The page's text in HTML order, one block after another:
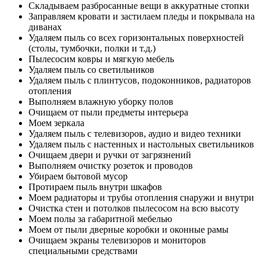
Складываем разбросанные вещи в аккуратные стопки
Заправляем кровати и застилаем пледы и покрывала на
диванах
Удаляем пыль со всех горизонтальных поверхностей
(столы, тумбочки, полки и т.д.)
Пылесосим ковры и мягкую мебель
Удаляем пыль со светильников
Удаляем пыль с плинтусов, подоконников, радиаторов
отопления
Выполняем влажную уборку полов
Очищаем от пыли предметы интерьера
Моем зеркала
Удаляем пыль с телевизоров, аудио и видео техники
Удаляем пыль с настенных и настольных светильников
Очищаем двери и ручки от загрязнений
Выполняем очистку розеток и проводов
Убираем бытовой мусор
Протираем пыль внутри шкафов
Моем радиаторы и трубы отопления снаружи и внутри
Очистка стен и потолков пылесосом на всю высоту
Моем полы за габаритной мебелью
Моем от пыли дверные коробки и оконные рамы
Очищаем экраны телевизоров и мониторов
специальными средствами